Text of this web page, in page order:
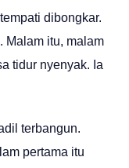
dibongkar.
Malam itu, malam
tidur nyenyak. Ia
terbangun.
pertama itu